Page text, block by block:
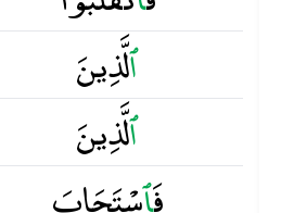
ٱلَّذِينَ
ٱلَّذِينَ